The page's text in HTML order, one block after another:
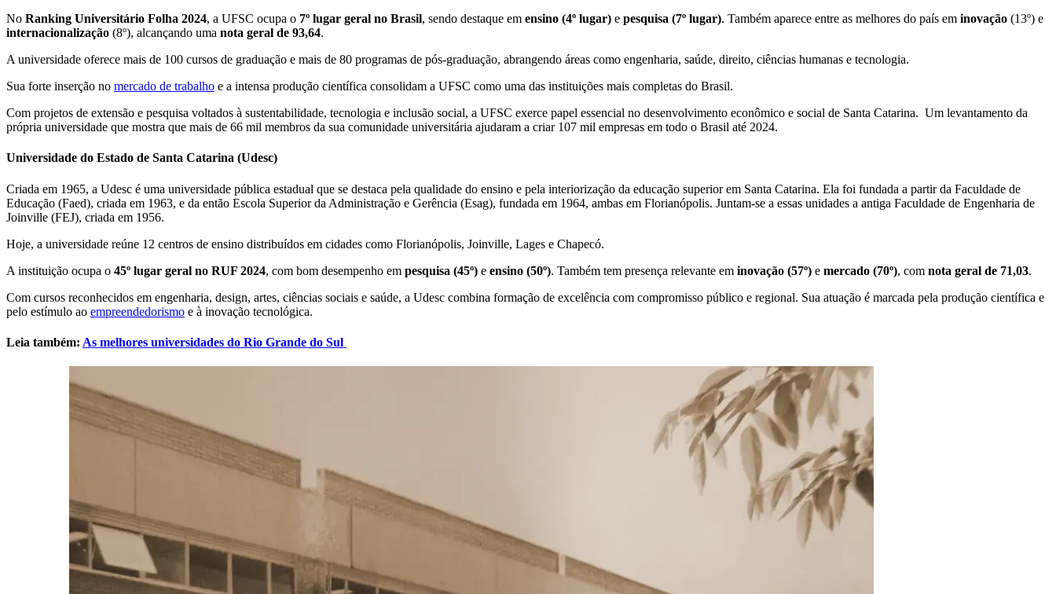
No Ranking Universitário Folha 2024, a UFSC ocupa o 7º lugar geral no Brasil, sendo destaque em ensino (4º lugar) e pesquisa (7º lugar). Também aparece entre as melhores do país em inovação (13º) e
internacionalização (8º), alcançando uma nota geral de 93,64.
A universidade oferece mais de 100 cursos de graduação e mais de 80 programas de pós-graduação, abrangendo áreas como engenharia, saúde, direito, ciências humanas e tecnologia.
Sua forte inserção no mercado de trabalho e a intensa produção científica consolidam a UFSC como uma das instituições mais completas do Brasil.
Com projetos de extensão e pesquisa voltados à sustentabilidade, tecnologia e inclusão social, a UFSC exerce papel essencial no desenvolvimento econômico e social de Santa Catarina. Um levantamento da
própria universidade que mostra que mais de 66 mil membros da sua comunidade universitária ajudaram a criar 107 mil empresas em todo o Brasil até 2024.
Universidade do Estado de Santa Catarina (Udesc)
Criada em 1965, a Udesc é uma universidade pública estadual que se destaca pela qualidade do ensino e pela interiorização da educação superior em Santa Catarina. Ela foi fundada a partir da Faculdade de
Educação (Faed), criada em 1963, e da então Escola Superior da Administração e Gerência (Esag), fundada em 1964, ambas em Florianópolis. Juntam-se a essas unidades a antiga Faculdade de Engenharia de
Joinville (FEJ), criada em 1956.
Hoje, a universidade reúne 12 centros de ensino distribuídos em cidades como Florianópolis, Joinville, Lages e Chapecó.
A instituição ocupa o 45º lugar geral no RUF 2024, com bom desempenho em pesquisa (45º) e ensino (50º). Também tem presença relevante em inovação (57º) e mercado (70º), com nota geral de 71,03.
Com cursos reconhecidos em engenharia, design, artes, ciências sociais e saúde, a Udesc combina formação de excelência com compromisso público e regional. Sua atuação é marcada pela produção científica e
pelo estímulo ao empreendedorismo e à inovação tecnológica.
Leia também: As melhores universidades do Rio Grande do Sul